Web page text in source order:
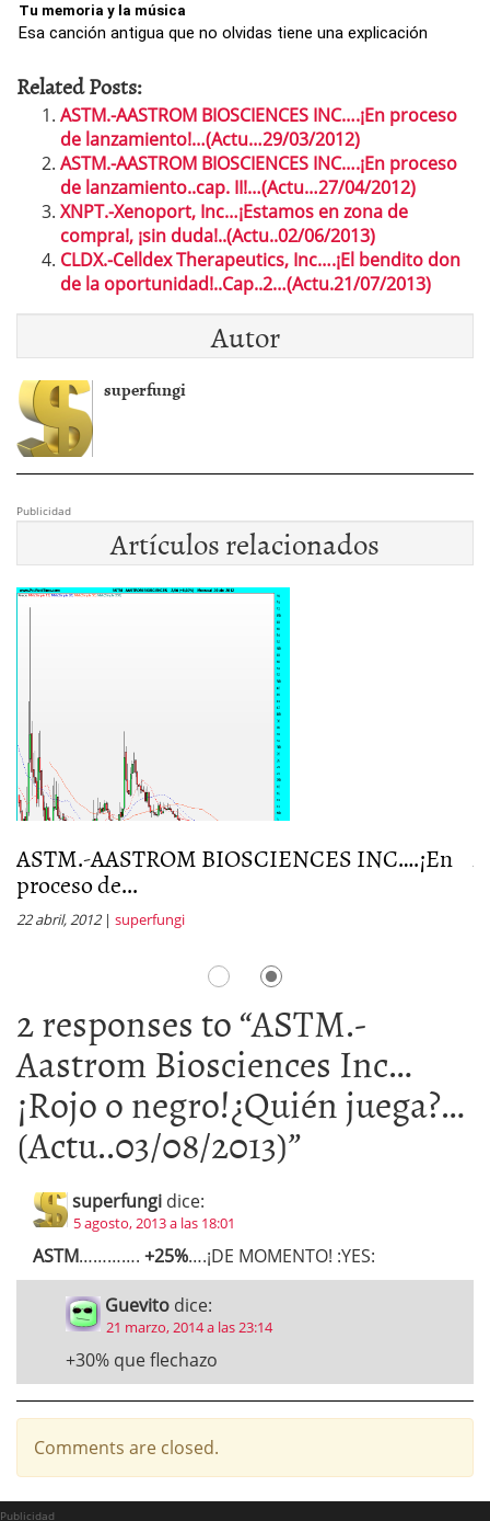
Tu memoria y la música
Esa canción antigua que no olvidas tiene una explicación
Related Posts:
ASTM.-AASTROM BIOSCIENCES INC….¡En proceso
de lanzamiento!…(Actu…29/03/2012)
ASTM.-AASTROM BIOSCIENCES INC….¡En proceso
de lanzamiento..cap. II!…(Actu…27/04/2012)
XNPT.-Xenoport, Inc…¡Estamos en zona de
compra!, ¡sin duda!..(Actu..02/06/2013)
CLDX.-Celldex Therapeutics, Inc….¡El bendito don
de la oportunidad!..Cap..2…(Actu.21/07/2013)
Autor
superfungi
Publicidad
Artículos relacionados
ASTM.-AASTROM BIOSCIENCES INC….¡En
proceso de...
22 abril, 2012| superfungi
2 responses to “ASTM.-
Aastrom Biosciences Inc…
¡Rojo o negro!¿Quién juega?…
(Actu..03/08/2013)”
superfungi dice:
5 agosto, 2013 a las 18:01
ASTM…………. +25%….¡DE MOMENTO! :YES:
Guevito dice:
21 marzo, 2014 a las 23:14
+30% que flechazo
Comments are closed.
Publicidad